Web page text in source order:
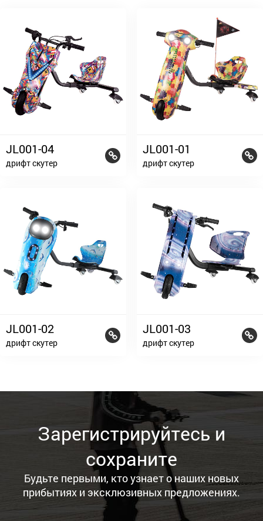
JL001-04
дрифт скутер
JL001-01
дрифт скутер
JL001-02
дрифт скутер
JL001-03
дрифт скутер
Зарегистрируйтесь и
сохраните
Будьте первыми, кто узнает о наших новых
прибытиях и эксклюзивных предложениях.